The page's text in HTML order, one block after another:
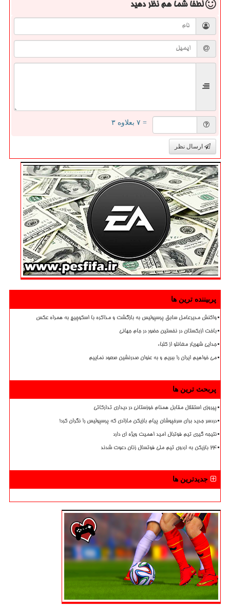
لطفا شما همنظر دهید
= ۷ بعلاوه ۳
ارسال نظر
پربیننده ترین ها
واکنش مدیرعامل سابق پرسپولیس به بازگشت و مذاکره با اسکوچیچ به همراه عکس
باخت ازبکستان در نخستین حضور در جام جهانی
جدایی شهریار مغانلو از کلباء
می خواهیم ایران را ببریم و به عنوان صدرنشین صعود نماییم
پربحث ترین ها
پیروزی استقلال مقابل همنام خوزستانی در دیداری تدارکاتی
دردسر جدید برای سرخپوشان پیام بازیکن مازادی که پرسپولیس را نگران کرد!
نتیجه گیری تیم فوتبال امید اهمیت ویژه ای دارد
۲۴ بازیکن به اردوی تیم ملی فوتسال زنان دعوت شدند
جدیدترین ها